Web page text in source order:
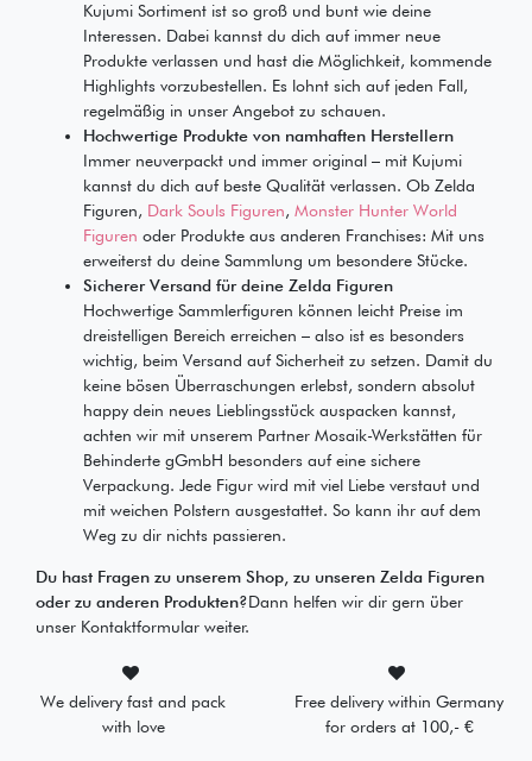
Kujumi Sortiment ist so groß und bunt wie deine
Interessen. Dabei kannst du dich auf immer neue
Produkte verlassen und hast die Möglichkeit, kommende
Highlights vorzubestellen. Es lohnt sich auf jeden Fall,
regelmäßig in unser Angebot zu schauen.
Hochwertige Produkte von namhaften Herstellern
Immer neuverpackt und immer original – mit Kujumi
kannst du dich auf beste Qualität verlassen. Ob Zelda
Figuren, Dark Souls Figuren, Monster Hunter World
Figuren oder Produkte aus anderen Franchises: Mit uns
erweiterst du deine Sammlung um besondere Stücke.
Sicherer Versand für deine Zelda Figuren
Hochwertige Sammlerfiguren können leicht Preise im
dreistelligen Bereich erreichen – also ist es besonders
wichtig, beim Versand auf Sicherheit zu setzen. Damit du
keine bösen Überraschungen erlebst, sondern absolut
happy dein neues Lieblingsstück auspacken kannst,
achten wir mit unserem Partner Mosaik-Werkstätten für
Behinderte gGmbH besonders auf eine sichere
Verpackung. Jede Figur wird mit viel Liebe verstaut und
mit weichen Polstern ausgestattet. So kann ihr auf dem
Weg zu dir nichts passieren.
Du hast Fragen zu unserem Shop, zu unseren Zelda Figuren
oder zu anderen Produkten?Dann helfen wir dir gern über
unser Kontaktformular weiter.
We delivery fast and pack
with love
Free delivery within Germany
for orders at 100,- €